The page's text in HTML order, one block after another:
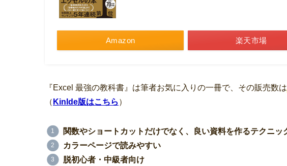
Amazon 楽天市場
『Excel 最強の教科書』は筆者お気に入りの一冊で、その販売数は
（ Kinlde版はこちら ）
関数やショートカットだけでなく、良い資料を作るテクニッ
カラーページで読みやすい
脱初心者・中級者向け